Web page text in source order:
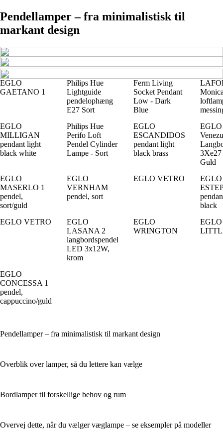
Pendellamper – fra minimalistisk til
markant design
EGLO
GAETANO 1
Philips Hue
Lightguide
pendelophæng
E27 Sort
Ferm Living
Socket Pendant
Low - Dark
Blue
EGLO
MILLIGAN
pendant light
black white
Philips Hue
Perifo Loft
Pendel Cylinder
Lampe - Sort
EGLO
ESCANDIDOS
pendant light
black brass
EGLO
Guld
EGLO
MASERLO 1
pendel,
sort/guld
EGLO
VERNHAM
pendel, sort
EGLO VETRO
EGLO
black
EGLO VETRO
EGLO
LASANA 2
langbordspendel
LED 3x12W,
krom
EGLO
WRINGTON
EGLO
EGLO
CONCESSA 1
pendel,
cappuccino/guld
Pendellamper – fra minimalistisk til markant design
Overblik over lamper, så du lettere kan vælge
Bordlamper til forskellige behov og rum
Overvej dette, når du vælger væglampe – se eksempler på modeller